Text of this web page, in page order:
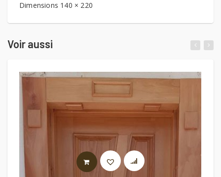
Dimensions 140 × 220
Voir aussi
LIRE LA SUITE